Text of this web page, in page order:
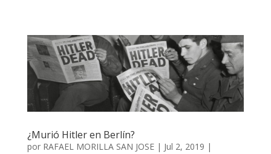
¿Murió Hitler en Berlín?
por RAFAEL MORILLA SAN JOSE| Jul 2, 2019 |